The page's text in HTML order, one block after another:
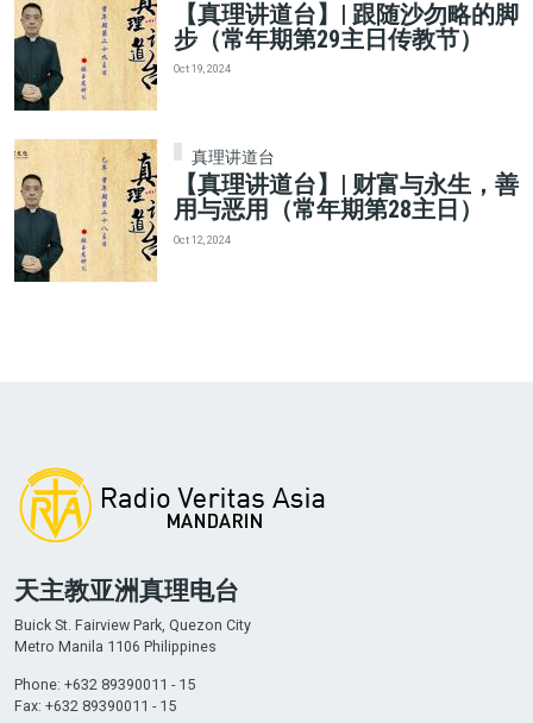
【真理讲道台】| 跟随沙勿略的脚
步（常年期第29主日传教节）
Oct 19, 2024
真理讲道台
【真理讲道台】| 财富与永生，善
用与恶用（常年期第28主日）
Oct 12, 2024
天主教亚洲真理电台
Buick St. Fairview Park, Quezon City
Metro Manila 1106 Philippines
Phone: +632 89390011 - 15
Fax: +632 89390011 - 15